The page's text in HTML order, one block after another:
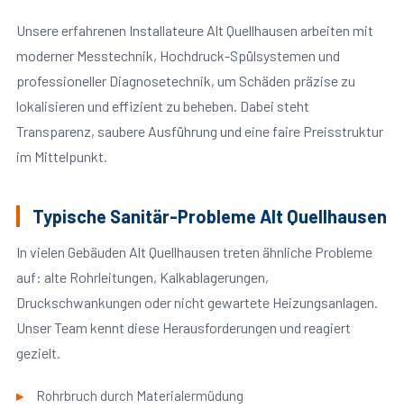
Unsere erfahrenen Installateure Alt Quellhausen arbeiten mit
moderner Messtechnik, Hochdruck-Spülsystemen und
professioneller Diagnosetechnik, um Schäden präzise zu
lokalisieren und effizient zu beheben. Dabei steht
Transparenz, saubere Ausführung und eine faire Preisstruktur
im Mittelpunkt.
Typische Sanitär-Probleme Alt Quellhausen
In vielen Gebäuden Alt Quellhausen treten ähnliche Probleme
auf: alte Rohrleitungen, Kalkablagerungen,
Druckschwankungen oder nicht gewartete Heizungsanlagen.
Unser Team kennt diese Herausforderungen und reagiert
gezielt.
Rohrbruch durch Materialermüdung